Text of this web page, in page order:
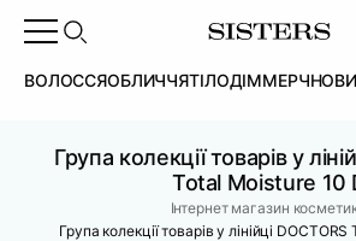
ВОЛОССЯОБЛИЧЧЯТІЛОДІММЕРЧ
Група колекції товарів у
Total Moisture 10
Інтернет магазин
Група колекції товарів у лінійці